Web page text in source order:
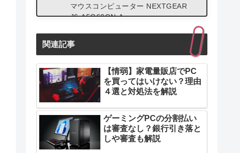
マウスコンピューター NEXTGEAR
J6-A5G60GN-A
マウスコンピューター G-Tune E4-
I7G60DB-B
パソコン工房 LEVEL-17WG181-i7-
VLSX
マインクラフトはグラボ無しで遊べ
る？
マインクラフトは低スペックノート
PCで遊べる？
マインクラフトに必要なグラボスペ
関連記事
【情弱】家電量販店でPC
を買ってはいけない？理由
４選と対処法を解説
ゲーミングPCの分割払い
は審査なし？銀行引き落と
しや審査も解説